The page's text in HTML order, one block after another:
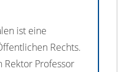
ist eine
Rechts.
Professor